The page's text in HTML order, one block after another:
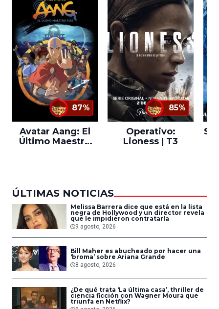
87%
Avatar Aang: El
Último Maestro
85%
Operativo:
Lioness | T3
ÚLTIMAS NOTICIAS
Melissa Barrera dice que está en la lista
negra de Hollywood y un director revela
que le impidieron contratarla
9 agosto, 2026
Bill Maher es abucheado por hacer una
‘broma’ sobre Ariana Grande
8 agosto, 2026
¿De qué trata ‘La última casa’, thriller de
ciencia ficción con Wagner Moura que
triunfa en Netflix?